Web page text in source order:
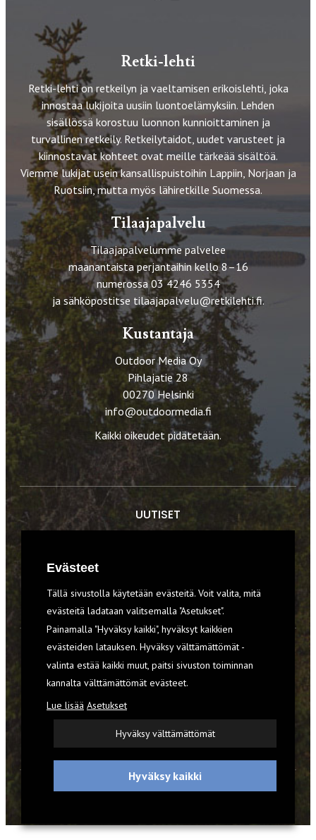
Retki-lehti
Retki-lehti on retkeilyn ja vaeltamisen erikoislehti, joka
innostaa lukijoita uusiin luontoelämyksiin. Lehden
sisällössä korostuu luonnon kunnioittaminen ja
turvallinen retkeily. Retkeilytaidot, uudet varusteet ja
kiinnostavat kohteet ovat meille tärkeää sisältöä.
Viemme lukijat usein kansallispuistoihin Lappiin, Norjaan ja
Ruotsiin, mutta myös lähiretkille Suomessa.
Tilaajapalvelu
Tilaajapalvelumme palvelee
maanantaista perjantaihin kello 8–16
numerossa 03 4246 5354
ja sähköpostitse tilaajapalvelu@retkilehti.fi.
Kustantaja
Outdoor Media Oy
Pihlajatie 28
00270 Helsinki
info@outdoormedia.fi
Kaikki oikeudet pidätetään.
UUTISET
VARUSTEET
TILAA RETKI-LEHTI
YHTEYSTIEDOT
REKISTERISELOSTE
EVÄSTEET
Evästeet
Tällä sivustolla käytetään evästeitä. Voit valita, mitä
evästeitä ladataan valitsemalla "Asetukset".
Painamalla "Hyväksy kaikki", hyväksyt kaikkien
evästeiden latauksen. Hyväksy välttämättömät -
valinta estää kaikki muut, paitsi sivuston toiminnan
kannalta välttämättömät evästeet.
Lue lisää Asetukset
Hyväksy välttämättömät
Hyväksy kaikki